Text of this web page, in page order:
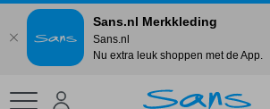
Sans.nl Merkkleding
Sans.nl
Nu extra leuk shoppen met de App.